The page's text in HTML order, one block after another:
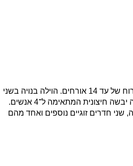
וילה גפן מציעה חוויית אירוח משפחתית רחבה ונעימה באילת, עם כ־240 מ"ר בנוי וכ־300 מ"ר חצר ירוקה ומטופחת, ומתאימה לאירוח של עד 14 אורחים. הוילה בנויה בשני
מפלסים וכוללת חמישה חדרי שינה: במפלס העליון נמצא חדר מאסטר מרווח במיוחד עם שירותים ומקלחת צמודים, ולצידו סאונה יבשה חיצונית המתאימה ל־4 אנשים.
חדרים זוגיים נוספים ואחד מהם